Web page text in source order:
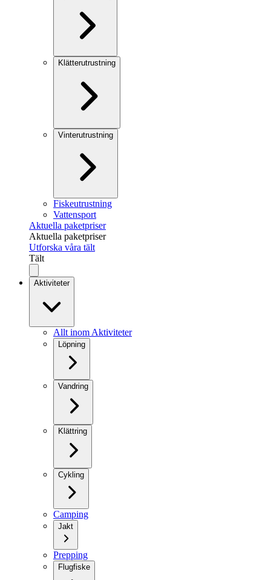
Klätterutrustning
Vinterutrustning
Fiskeutrustning
Vattensport
Aktuella paketpriser
Aktuella paketpriser
Utforska våra tält
Tält
Aktiviteter
Allt inom Aktiviteter
Löpning
Vandring
Klättring
Cykling
Camping
Jakt
Prepping
Flugfiske